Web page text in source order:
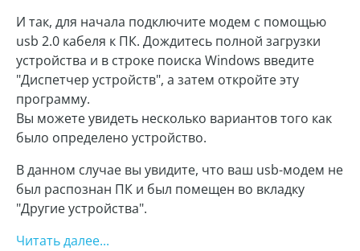
И так, для начала подключите модем с помощью
usb 2.0 кабеля к ПК. Дождитесь полной загрузки
устройства и в строке поиска Windows введите
"Диспетчер устройств", а затем откройте эту
программу.
Вы можете увидеть несколько вариантов того как
было определено устройство.
В данном случае вы увидите, что ваш usb-модем не
был распознан ПК и был помещен во вкладку
"Другие устройства".
Читать далее...